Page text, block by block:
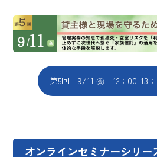
第5回 9/11 ㊎ 12：00-13
オンラインセミナーシリー